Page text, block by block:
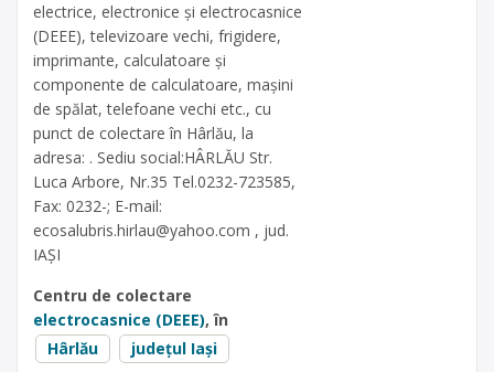
electrice, electronice și electrocasnice
(DEEE), televizoare vechi, frigidere,
imprimante, calculatoare și
componente de calculatoare, mașini
de spălat, telefoane vechi etc., cu
punct de colectare în Hârlău, la
adresa: . Sediu social:HÂRLĂU Str.
Luca Arbore, Nr.35 Tel.0232-723585,
Fax: 0232-; E-mail:
ecosalubris.hirlau@yahoo.com , jud.
IAȘI
Centru de colectare
electrocasnice (DEEE), în
Hârlău
județul Iași